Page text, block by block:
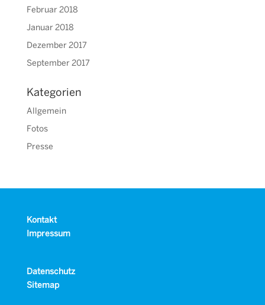
Februar 2018
Januar 2018
Dezember 2017
September 2017
Kategorien
Allgemein
Fotos
Presse
Kontakt
Impressum
Datenschutz
Sitemap